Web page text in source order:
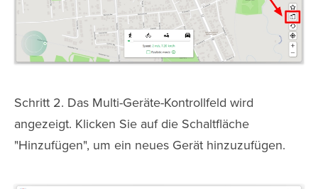
Schritt 2. Das Multi-Geräte-Kontrollfeld wird
angezeigt. Klicken Sie auf die Schaltfläche
"Hinzufügen", um ein neues Gerät hinzuzufügen.